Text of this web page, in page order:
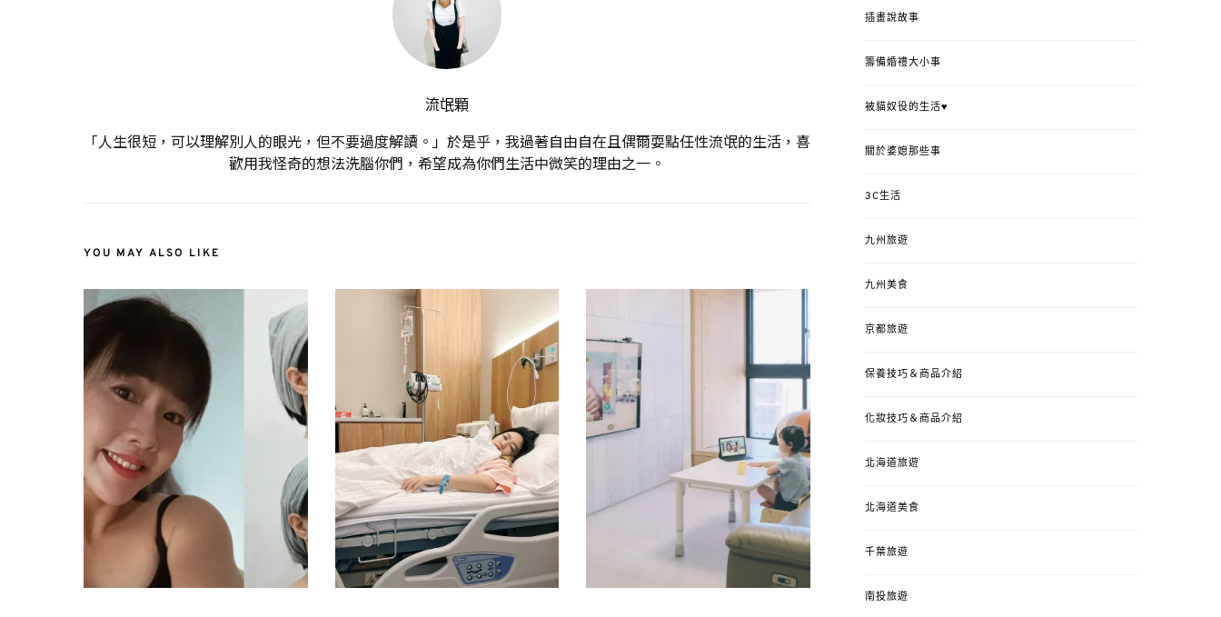
流氓顆
「人生很短，可以理解別人的眼光，但不要過度解讀。」於是乎，我過著自由自在且偶爾耍點任性流氓的生活，喜
歡用我怪奇的想法洗腦你們，希望成為你們生活中微笑的理由之一。
YOU MAY ALSO LIKE
插畫說故事
籌備婚禮大小事
被貓奴役的生活♥
關於婆媳那些事
3C生活
九州旅遊
九州美食
京都旅遊
保養技巧＆商品介紹
化妝技巧＆商品介紹
北海道旅遊
北海道美食
千葉旅遊
南投旅遊